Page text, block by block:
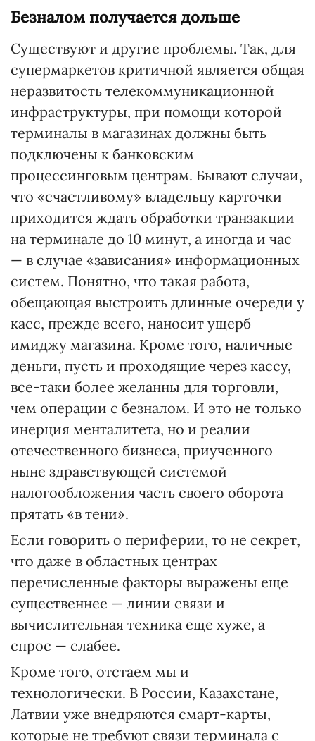
Безналом получается дольше
Существуют и другие проблемы. Так, для
супермаркетов критичной является общая
неразвитость телекоммуникационной
инфраструктуры, при помощи которой
терминалы в магазинах должны быть
подключены к банковским
процессинговым центрам. Бывают случаи,
что «счастливому» владельцу карточки
приходится ждать обработки транзакции
на терминале до 10 минут, а иногда и час
— в случае «зависания» информационных
систем. Понятно, что такая работа,
обещающая выстроить длинные очереди у
касс, прежде всего, наносит ущерб
имиджу магазина. Кроме того, наличные
деньги, пусть и проходящие через кассу,
все-таки более желанны для торговли,
чем операции с безналом. И это не только
инерция менталитета, но и реалии
отечественного бизнеса, приученного
ныне здравствующей системой
налогообложения часть своего оборота
прятать «в тени».
Если говорить о периферии, то не секрет,
что даже в областных центрах
перечисленные факторы выражены еще
существеннее — линии связи и
вычислительная техника еще хуже, а
спрос — слабее.
Кроме того, отстаем мы и
технологически. В России, Казахстане,
Латвии уже внедряются смарт-карты,
которые не требуют связи терминала с